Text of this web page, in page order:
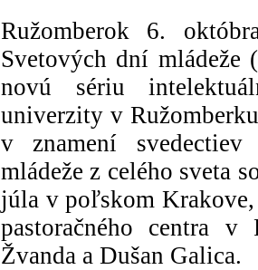
Ružomberok 6.
Svetových dní
novú sériu
univerzity v
v znamení
mládeže z celého sveta
júla v poľskom
pastoračného centra v
Žvanda a Dušan Galica.